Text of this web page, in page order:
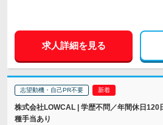
求人詳細を見る
志望動機・自己PR不要
株式会社LOWCAL | 学歴不問／年間休日120
種手当あり